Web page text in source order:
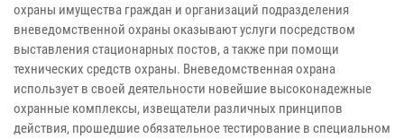
охраны имущества граждан и организаций подразделения
вневедомственной охраны оказывают услуги посредством
выставления стационарных постов, а также при помощи
технических средств охраны. Вневедомственная охрана
использует в своей деятельности новейшие высоконадежные
охранные комплексы, извещатели различных принципов
действия, прошедшие обязательное тестирование в специальном